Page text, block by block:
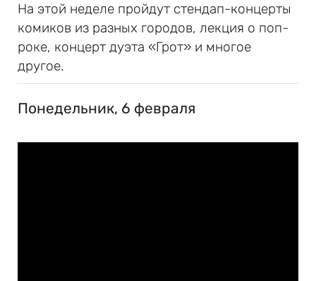
На этой неделе пройдут стендап-концерты
комиков из разных городов, лекция о поп-
роке, концерт дуэта «Грот» и многое
другое.
Понедельник, 6 февраля